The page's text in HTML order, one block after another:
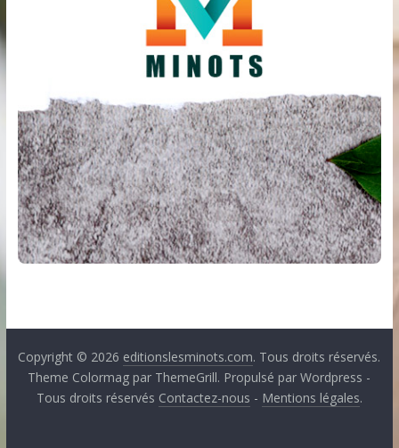
Copyright © 2026 editionslesminots.com. Tous droits réservés.
Theme Colormag par ThemeGrill. Propulsé par Wordpress -
Tous droits réservés Contactez-nous - Mentions légales.